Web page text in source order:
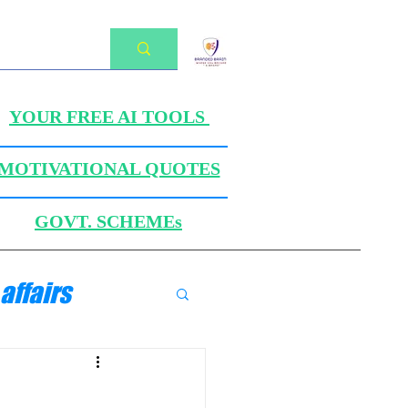
YOUR FREE AI TOOLS
QUOTES
GOVT. SCHEMEs